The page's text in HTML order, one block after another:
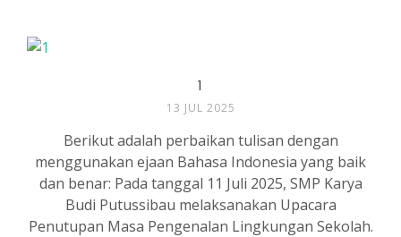
1
13 JUL 2025
Berikut adalah perbaikan tulisan dengan
menggunakan ejaan Bahasa Indonesia yang baik
dan benar: Pada tanggal 11 Juli 2025, SMP Karya
Budi Putussibau melaksanakan Upacara
Penutupan Masa Pengenalan Lingkungan Sekolah.